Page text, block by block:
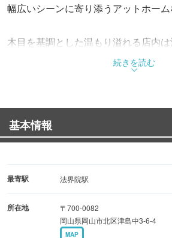
幅広いシーンに寄り添うアットホー
木目を基調とした温もり溢れる店内は
女性お一人様でも気兼ねなくお過ごし
10席のカウンター席のほか、グルー
自慢のメニューは、揚げたてサクサク
ものった、
自家製タルタルソースとの相性も抜群
さらに、贅沢なミックスフライや、
豚骨×鶏ガラ×ねぎ油が香る「くるり
続きを読む
基本情報
最寄駅 法界院駅
所在地
〒700-0082
岡山県岡山市北区津島中3-6-4
MAP